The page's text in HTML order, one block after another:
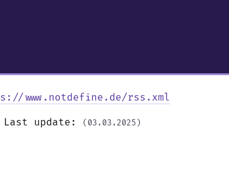
www.notdefine.de/rss.xml
update: (03.03.2025)